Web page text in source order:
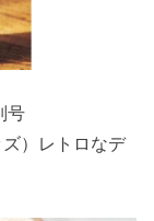
号
）レトロなデ